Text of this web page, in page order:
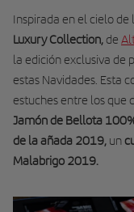
Inspirada en el cielo de
Luxury Collection, de
la edición exclusiva de
estas Navidades. Esta
estuches entre los que
Jamón de Bellota
de la añada 2019, un
Malabrigo 2019.